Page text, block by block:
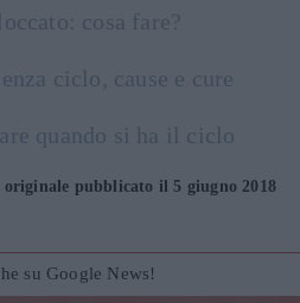
cosa fare?
ciclo, cause e cure
quando si ha il ciclo
pubblicato il 5 giugno 2018
su Google News!